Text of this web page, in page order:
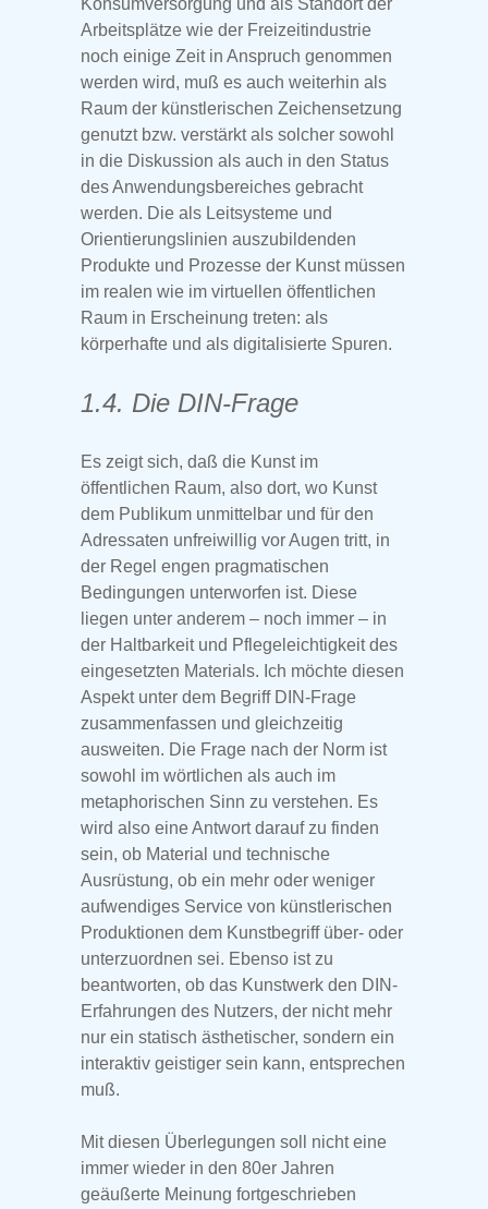
Arbeitsplätze wie der Freizeitindustrie
noch einige Zeit in Anspruch genommen
werden wird, muß es auch weiterhin als
Raum der künstlerischen Zeichensetzung
genutzt bzw. verstärkt als solcher sowohl
in die Diskussion als auch in den Status
des Anwendungsbereiches gebracht
werden. Die als Leitsysteme und
Orientierungslinien auszubildenden
Produkte und Prozesse der Kunst müssen
im realen wie im virtuellen öffentlichen
Raum in Erscheinung treten: als
körperhafte und als digitalisierte Spuren.
1.4. Die DIN-Frage
Es zeigt sich, daß die Kunst im
öffentlichen Raum, also dort, wo Kunst
dem Publikum unmittelbar und für den
Adressaten unfreiwillig vor Augen tritt, in
der Regel engen pragmatischen
Bedingungen unterworfen ist. Diese
liegen unter anderem – noch immer – in
der Haltbarkeit und Pflegeleichtigkeit des
eingesetzten Materials. Ich möchte diesen
Aspekt unter dem Begriff DIN-Frage
zusammenfassen und gleichzeitig
ausweiten. Die Frage nach der Norm ist
sowohl im wörtlichen als auch im
metaphorischen Sinn zu verstehen. Es
wird also eine Antwort darauf zu finden
sein, ob Material und technische
Ausrüstung, ob ein mehr oder weniger
aufwendiges Service von künstlerischen
Produktionen dem Kunstbegriff über- oder
unterzuordnen sei. Ebenso ist zu
beantworten, ob das Kunstwerk den DIN-
Erfahrungen des Nutzers, der nicht mehr
nur ein statisch ästhetischer, sondern ein
interaktiv geistiger sein kann, entsprechen
muß.
Mit diesen Überlegungen soll nicht eine
immer wieder in den 80er Jahren
geäußerte Meinung fortgeschrieben